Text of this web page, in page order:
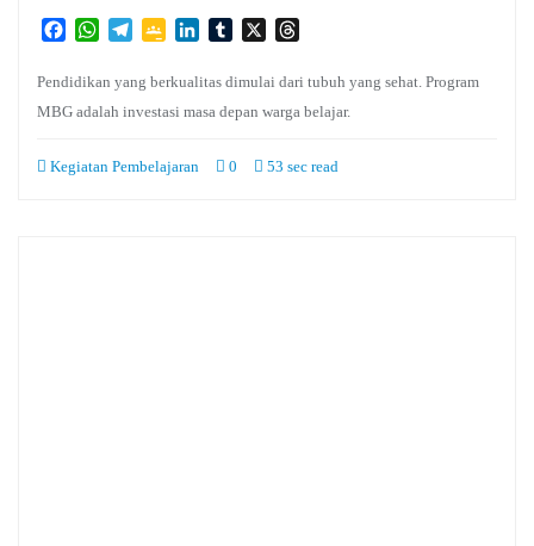
FacebookWhatsApp
TelegramGoogleLinkedInTumblr
X
Pendidikan yang berkualitas dimulai dari tubuh yang sehat. Program
MBG adalah investasi masa depan warga belajar.
Kegiatan Pembelajaran 0 53 sec read